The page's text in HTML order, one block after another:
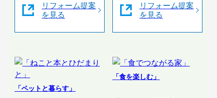
リフォーム提案
を見る
リフォーム提案
を見る
「ペットと暮らす」
「食を楽しむ」